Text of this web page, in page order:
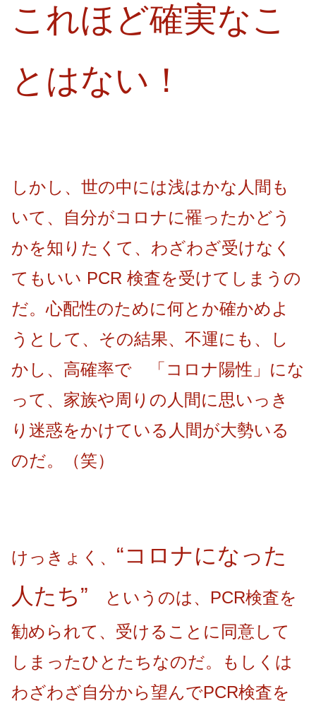
これほど確実なこ
とはない！
しかし、世の中には浅はかな人間も
いて、自分がコロナに罹ったかどう
かを知りたくて、わざわざ受けなく
てもいい PCR 検査を受けてしまうの
だ。心配性のために何とか確かめよ
うとして、その結果、不運にも、し
かし、高確率で 「コロナ陽性」にな
って、家族や周りの人間に思いっき
り迷惑をかけている人間が大勢いる
のだ。（笑）
けっきょく、 “コロナになった
人たち” というのは、PCR検査を
勧められて、受けることに同意して
しまったひとたちなのだ。もしくは
わざわざ自分から望んでPCR検査を